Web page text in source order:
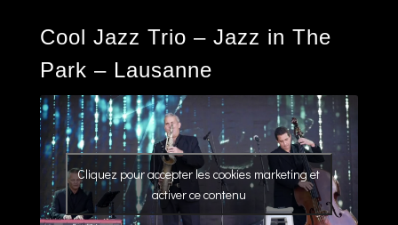
Cool Jazz Trio – Jazz in The
Park – Lausanne
Cliquez pour accepter les cookies marketing et
activer ce contenu